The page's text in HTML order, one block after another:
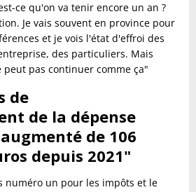
ce qu'on va tenir encore un an ?
Je vais souvent en province pour
et je vois l'état d'effroi des
des particuliers. Mais
pas continuer comme ça"
de
de la dépense
de 106
depuis 2021"
numéro un pour les impôts et le